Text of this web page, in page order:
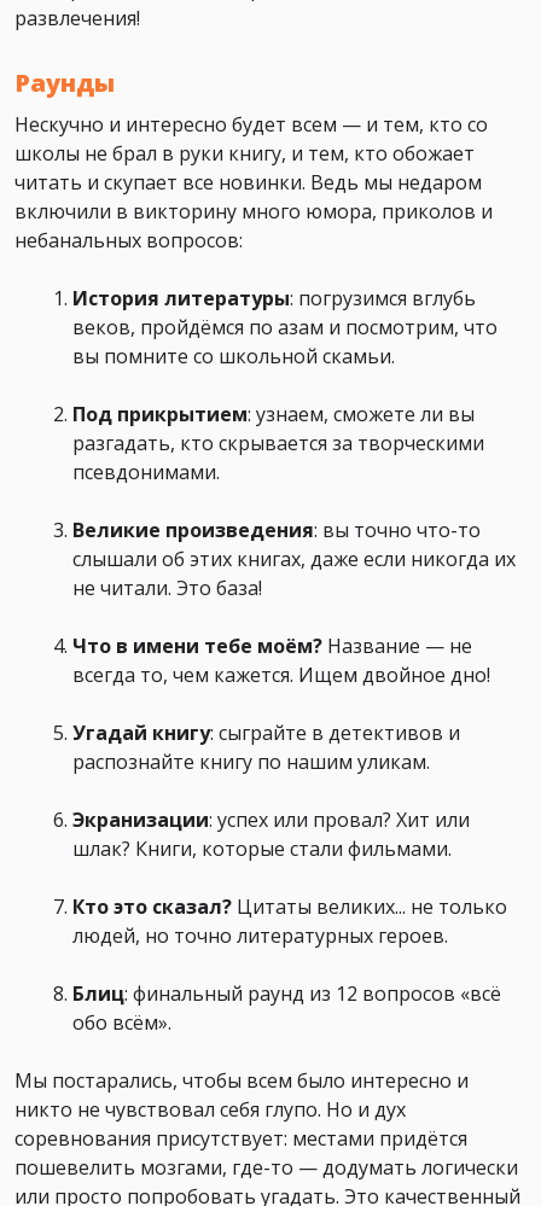
развлечения!
Раунды
Нескучно и интересно будет всем — и тем, кто со
школы не брал в руки книгу, и тем, кто обожает
читать и скупает все новинки. Ведь мы недаром
включили в викторину много юмора, приколов и
небанальных вопросов:
История литературы: погрузимся вглубь
веков, пройдёмся по азам и посмотрим, что
вы помните со школьной скамьи.
Под прикрытием: узнаем, сможете ли вы
разгадать, кто скрывается за творческими
псевдонимами.
Великие произведения: вы точно что-то
слышали об этих книгах, даже если никогда их
не читали. Это база!
Что в имени тебе моём? Название — не
всегда то, чем кажется. Ищем двойное дно!
Угадай книгу: сыграйте в детективов и
распознайте книгу по нашим уликам.
Экранизации: успех или провал? Хит или
шлак? Книги, которые стали фильмами.
Кто это сказал? Цитаты великих... не только
людей, но точно литературных героев.
Блиц: финальный раунд из 12 вопросов «всё
обо всём».
Мы постарались, чтобы всем было интересно и
никто не чувствовал себя глупо. Но и дух
соревнования присутствует: местами придётся
пошевелить мозгами, где-то — додумать логически
или просто попробовать угадать. Это качественный